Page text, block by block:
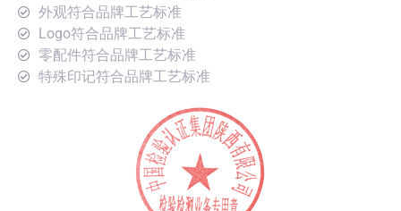
外观符合品牌工艺标准
Logo符合品牌工艺标准
零配件符合品牌工艺标准
特殊印记符合品牌工艺标准